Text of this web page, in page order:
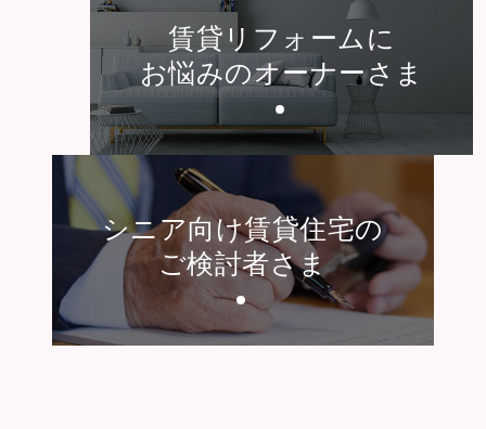
賃貸リフォームに
お悩みのオーナーさま
シニア向け賃貸住宅の
ご検討者さま